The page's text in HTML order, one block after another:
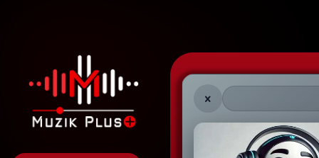
Muzik Plus AO -